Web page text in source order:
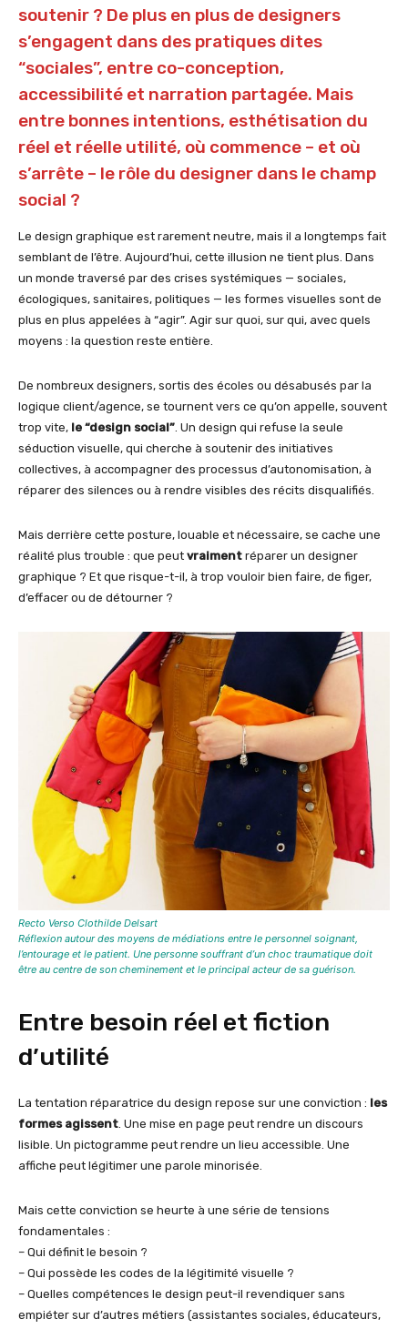
soutenir ? De plus en plus de designers
s’engagent dans des pratiques dites
“sociales”, entre co-conception,
accessibilité et narration partagée. Mais
entre bonnes intentions, esthétisation du
réel et réelle utilité, où commence – et où
s’arrête – le rôle du designer dans le champ
social ?
Le design graphique est rarement neutre, mais il a longtemps fait
semblant de l’être. Aujourd’hui, cette illusion ne tient plus. Dans
un monde traversé par des crises systémiques — sociales,
écologiques, sanitaires, politiques — les formes visuelles sont de
plus en plus appelées à “agir”. Agir sur quoi, sur qui, avec quels
moyens : la question reste entière.
De nombreux designers, sortis des écoles ou désabusés par la
logique client/agence, se tournent vers ce qu’on appelle, souvent
trop vite, le “design social”. Un design qui refuse la seule
séduction visuelle, qui cherche à soutenir des initiatives
collectives, à accompagner des processus d’autonomisation, à
réparer des silences ou à rendre visibles des récits disqualifiés.
Mais derrière cette posture, louable et nécessaire, se cache une
réalité plus trouble : que peut vraiment réparer un designer
graphique ? Et que risque-t-il, à trop vouloir bien faire, de figer,
d’effacer ou de détourner ?
Recto Verso Clothilde Delsart
Réflexion autour des moyens de médiations entre le personnel soignant,
l’entourage et le patient. Une personne souffrant d’un choc traumatique doit
être au centre de son cheminement et le principal acteur de sa guérison.
Entre besoin réel et fiction
d’utilité
La tentation réparatrice du design repose sur une conviction : les
formes agissent. Une mise en page peut rendre un discours
lisible. Un pictogramme peut rendre un lieu accessible. Une
affiche peut légitimer une parole minorisée.
Mais cette conviction se heurte à une série de tensions
fondamentales :
– Qui définit le besoin ?
– Qui possède les codes de la légitimité visuelle ?
– Quelles compétences le design peut-il revendiquer sans
empiéter sur d’autres métiers (assistantes sociales, éducateurs,